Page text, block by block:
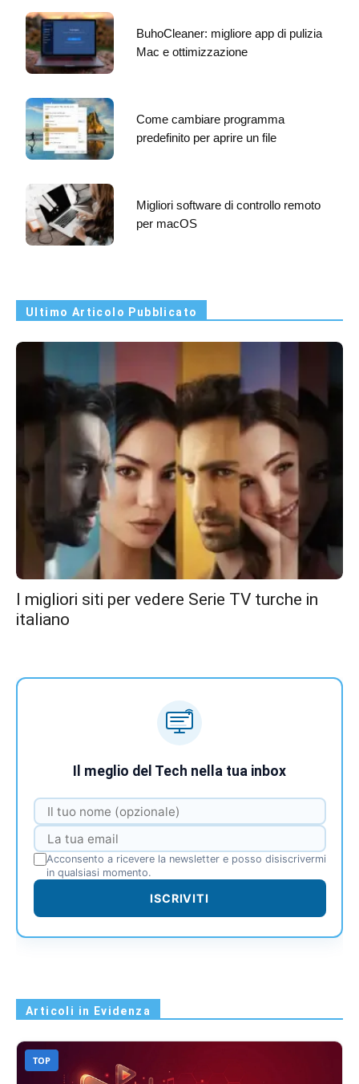
BuhoCleaner: migliore app di pulizia
Mac e ottimizzazione
Come cambiare programma
predefinito per aprire un file
Migliori software di controllo remoto
per macOS
Ultimo Articolo Pubblicato
I migliori siti per vedere Serie TV turche in
italiano
Il meglio del Tech nella tua inbox
Acconsento a ricevere la newsletter e posso disiscrivermi
in qualsiasi momento.
ISCRIVITI
Articoli in Evidenza
TOP